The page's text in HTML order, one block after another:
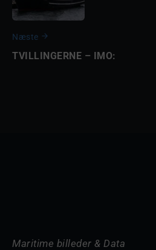
Næste
TVILLINGERNE – IMO:
Maritime billeder & Data